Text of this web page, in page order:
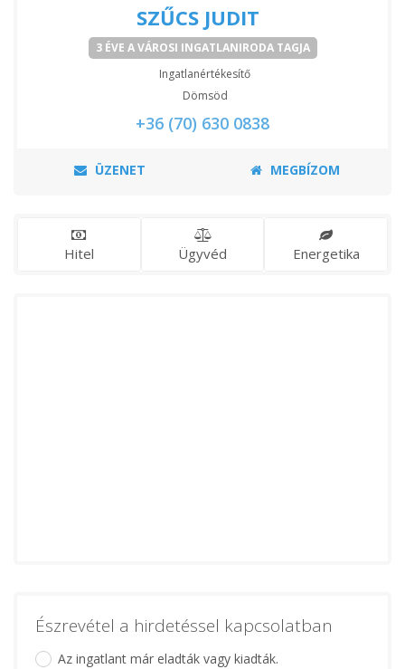
SZŰCS JUDIT
3 ÉVE A VÁROSI INGATLANIRODA TAGJA
Ingatlanértékesítő
Dömsöd
+36 (70) 630 0838
ÜZENET MEGBÍZOM
Hitel Ügyvéd Energetika
Észrevétel a hirdetéssel kapcsolatban
Az ingatlant már eladták vagy kiadták.